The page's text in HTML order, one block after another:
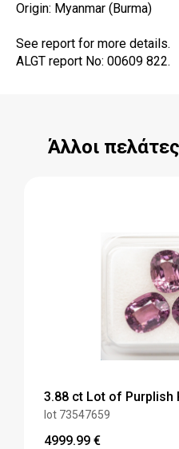
Origin: Myanmar (Burma)
See report for more details.
ALGT report No: 00609 822.
Άλλοι
3.88 ct Lot of Purplish
lot 73547659
4999.99 €